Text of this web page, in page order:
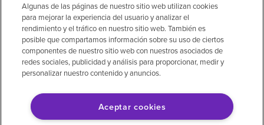
© 2026 Encompass Health Corporation
Preferencias de cookies
Aviso legal: Se tradujo con la ayuda de
Algunas de las páginas de nuestro sitio web utilizan cookies
para mejorar la experiencia del usuario y analizar el
rendimiento y el tráfico en nuestro sitio web. También es
posible que compartamos información sobre su uso de ciertos
componentes de nuestro sitio web con nuestros asociados de
redes sociales, publicidad y análisis para proporcionar, medir y
personalizar nuestro contenido y anuncios.
Aceptar cookies